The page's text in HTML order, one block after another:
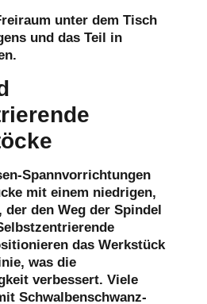
unter dem Tisch
und das Teil in
Spannvorrichtungen
mit einem niedrigen,
den Weg der Spindel
das Werkstück
was die
verbessert. Viele
Schwalbenschwanz-